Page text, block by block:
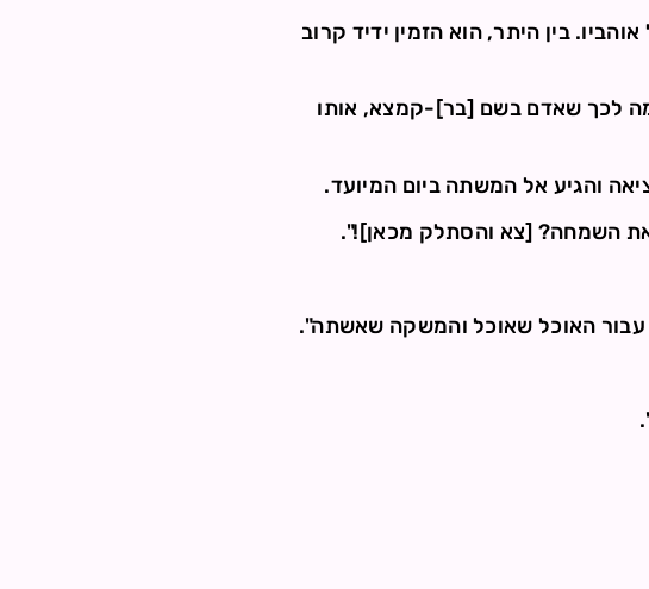
בין היתר, הוא הזמין ידיד קרוב
לכך שאדם בשם [בר]-קמצא, אותו
והגיע אל המשתה ביום המיועד.
השמחה? [צא והסתלק מכאן]!".
האוכל שאוכל והמשקה שאשתה".